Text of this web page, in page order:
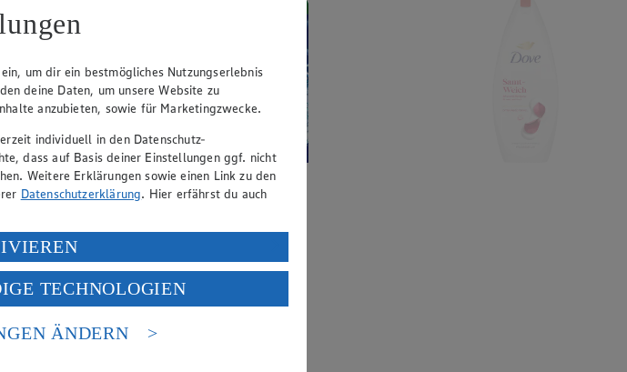
um dir ein bestmögliches Nutzungserlebnis
deine Daten, um unsere Website zu
anzubieten, sowie für Marketingzwecke.
individuell in den Datenschutz-
dass auf Basis deiner Einstellungen ggf. nicht
Weitere Erklärungen sowie einen Link zu den
Datenschutzerklärung. Hier erfährst du auch
in den USA durch Facebook und YouTube:
Sinne des Art. 49 Abs. 1 Satz 1 lit. a) DSGVO
Der EuGH sieht die USA als Land mit
Datenschutzniveau an. Es besteht das
Behörden.
TECHNOLOGIEN
ÄNDERN